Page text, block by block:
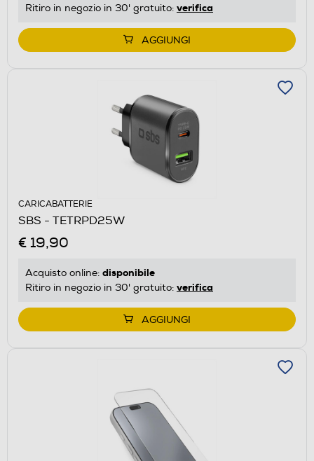
Ritiro in negozio in 30' gratuito: verifica
AGGIUNGI
CARICABATTERIE
SBS - TETRPD25W
€ 19,90
Acquisto online: disponibile
Ritiro in negozio in 30' gratuito: verifica
AGGIUNGI